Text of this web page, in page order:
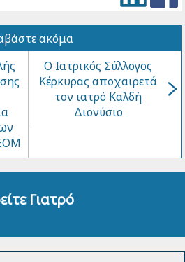
ακόμα
Ο Ιατρικός Σύλλογος
Κέρκυρας αποχαιρετά
τον ιατρό Καλδή
Διονύσιο
Γιατρό